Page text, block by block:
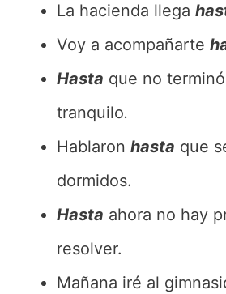
La hacienda llega
Voy a acompañarte
Hasta que no
tranquilo.
Hablaron hasta que
dormidos.
Hasta ahora no hay
resolver.
Mañana iré al